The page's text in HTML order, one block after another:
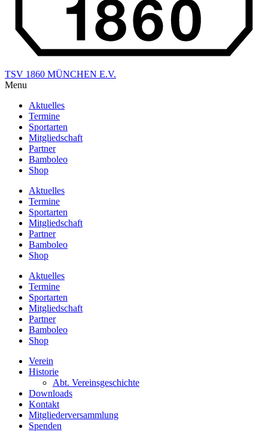
TSV 1860 MÜNCHEN E.V.
Menu
Aktuelles
Termine
Sportarten
Mitgliedschaft
Partner
Bamboleo
Shop
Aktuelles
Termine
Sportarten
Mitgliedschaft
Partner
Bamboleo
Shop
Aktuelles
Termine
Sportarten
Mitgliedschaft
Partner
Bamboleo
Shop
Verein
Historie
Abt. Vereinsgeschichte
Downloads
Kontakt
Mitgliederversammlung
Spenden